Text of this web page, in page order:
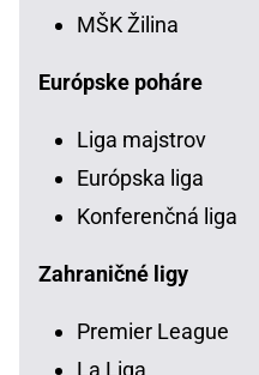
MŠK Žilina
Európske poháre
Liga majstrov
Európska liga
Konferenčná liga
Zahraničné ligy
Premier League
La Liga